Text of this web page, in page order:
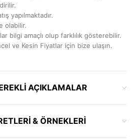
yapılmaktadır.
olabilir.
bilgi amaçlı olup farklılık gösterebilir.
ve Kesin Fiyatlar için bize ulaşın.
AÇIKLAMALAR
& ÖRNEKLERI